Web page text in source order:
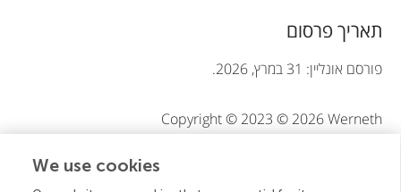
t
i
n
תאריך פרסום
פורסם אונליין: 31 במרץ, 2026.
Copyright © 2023 © 2026 Werneth
זהו מאמר בגישה פתוחה שמופץ תחת תנאי רישיוןCreative
We use cookies